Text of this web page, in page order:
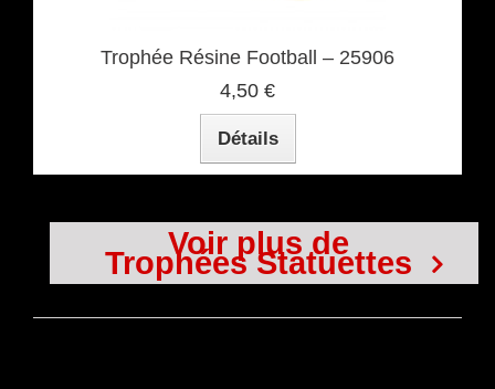
Trophée Résine Football – 25906
4,50 €
Détails
Voir plus de
Trophées Statuettes